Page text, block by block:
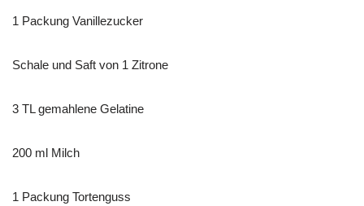
1 Packung Vanillezucker
Schale und Saft von 1 Zitrone
3 TL gemahlene Gelatine
200 ml Milch
1 Packung Tortenguss